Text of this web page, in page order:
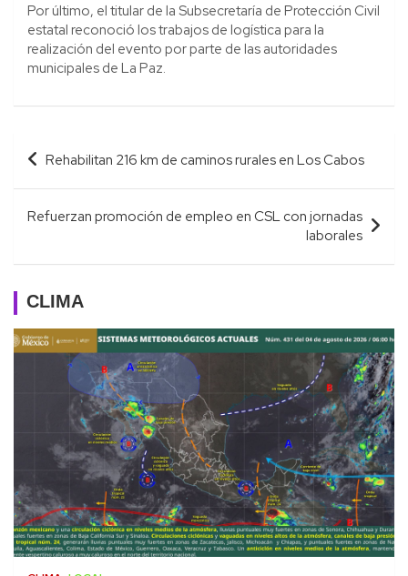
Por último, el titular de la Subsecretaría de Protección Civil
estatal reconoció los trabajos de logística para la
realización del evento por parte de las autoridades
municipales de La Paz.
Navegación
de
entradas
Rehabilitan 216 km de caminos rurales en Los Cabos
Refuerzan promoción de empleo en CSL con jornadas
laborales
CLIMA